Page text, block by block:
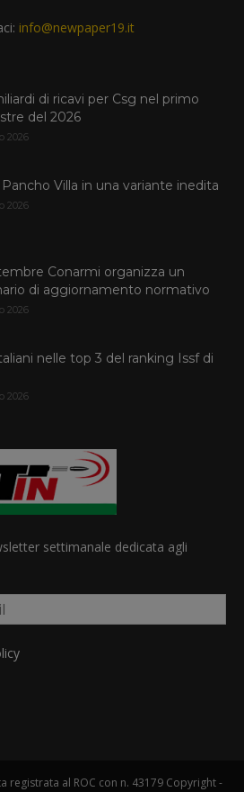
info@newpaper19.it
di ricavi per Csg nel primo
del 2026
2026
Pancho Villa in una variante inedita
2026
Conarmi organizza un
di aggiornamento normativo
2026
nelle top 3 del ranking Issf di
2026
settimanale dedicata agli
registrata al ROC con n. 43179 Copyright -